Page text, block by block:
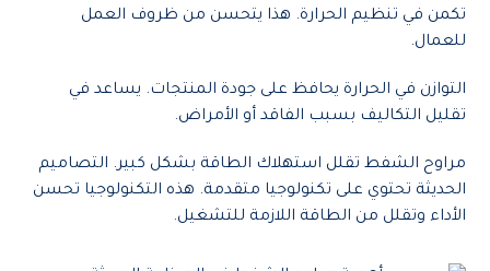
تكمن في تنظيم الحرارة. هذا يتحسن من ظروف العمل
للعمال.
التوازن في الحرارة يحافظ على جودة المنتجات. يساعد في
تقليل التكاليف بسبب الفاقد أو الأمراض.
مراوح الشفط تقلل استهلاك الطاقة بشكل كبير. التصاميم
الحديثة تحتوي على تكنولوجيا متقدمة. هذه التكنولوجيا تحسن
الأداء وتقلل من الطاقة اللازمة للتشغيل.